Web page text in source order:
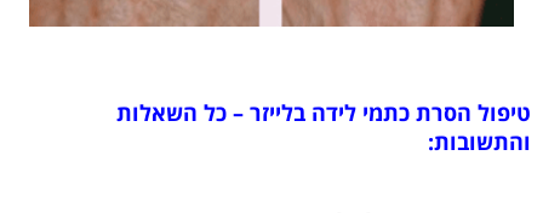
טיפול הסרת כתמי לידה בלייזר – כל השאלות
והתשובות: